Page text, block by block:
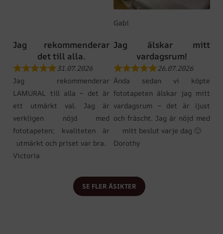
Gabi
Jag rekommenderar
det till alla.
31.07.2026
Jag rekommenderar
LAMURAL till alla – det är
ett utmärkt val. Jag är
verkligen nöjd med
fototapeten; kvaliteten är
utmärkt och priset var bra.
Victoria
Jag älskar mitt
vardagsrum!
26.07.2026
Ända sedan vi köpte
fototapeten älskar jag mitt
vardagsrum – det är ljust
och fräscht. Jag är nöjd med
mitt beslut varje dag 🙂
Dorothy
SE FLER ÅSIKTER